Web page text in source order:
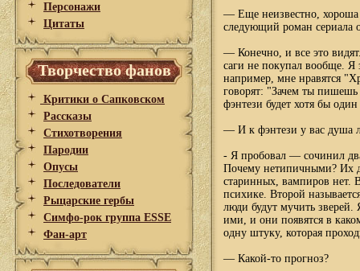
Персонажи
Цитаты
Творчество фанов
Критики о Сапковском
Рассказы
Стихотворения
Пародии
Опусы
Последователи
Рыцарские гербы
Симфо-рок группа ESSE
Фан-арт
— Еще неизвестно, хороша
следующий роман сериала
— Конечно, и все это
саги не покупал вообще. Я
например, мне нравятся
говорят: "Зачем ты
фэнтези будет хотя бы
— И к фэнтези у вас душа
- Я пробовал — сочинил
Почему нетипичными? Их
старинных, вампиров нет.
психике. Второй
люди будут мучить
ими, и они появятся в
одну штуку, которая
— Какой-то прогноз?